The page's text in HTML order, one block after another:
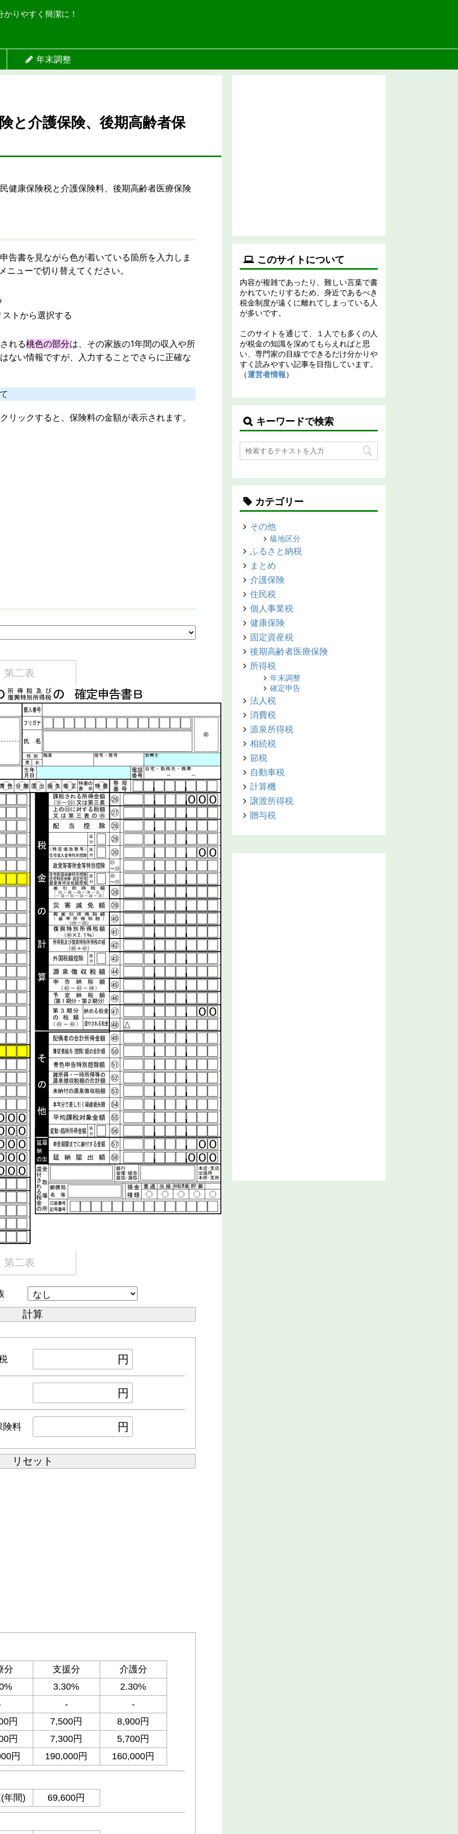
りやすく簡潔に！
年末調整
と介護保険、後期高齢者保
健康保険税と介護保険料、後期高齢者医療保険
告書を見ながら色が着いている箇所を入力しま
ニューで切り替えてください。
トから選択する
れる桃色の部分は、その家族の1年間の収入や所
ない情報ですが、入力することでさらに正確な
リックすると、保険料の金額が表示されます。
このサイトについて
内容が複雑であったり、難しい言葉で書
かれていたりするため、身近であるべき
税金制度が遠くに離れてしまっている人
が多いです。
このサイトを通じて、１人でも多くの人
が税金の知識を深めてもらえればと思
い、専門家の目線でできるだけ分かりや
すく読みやすい記事を目指しています。
（運営者情報）
キーワードで検索
カテゴリー
その他
級地区分
ふるさと納税
まとめ
介護保険
住民税
個人事業税
健康保険
固定資産税
後期高齢者医療保険
所得税
年末調整
確定申告
法人税
消費税
源泉所得税
相続税
節税
自動車税
計算機
譲渡所得税
贈与税